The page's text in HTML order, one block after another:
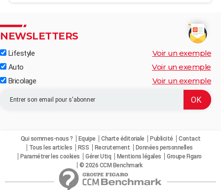
NEWSLETTERS
Lifestyle Voir un exemple
Auto Voir un exemple
Bricolage Voir un exemple
Qui sommes-nous ? Equipe Charte éditoriale Publicité
Contact
Tous les articles
RSS Recrutement
Données personnelles
Paramétrer les cookies
Gérer Utiq Mentions légales
Groupe Figaro
© 2026 CCM Benchmark